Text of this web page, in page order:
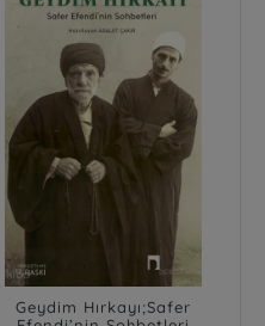
Geydim Hırkayı;Safer